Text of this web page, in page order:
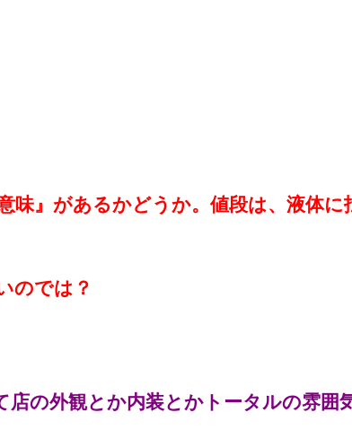
味』があるかどうか。値段は、液体
のでは？
の外観とか内装とかトータルの雰囲